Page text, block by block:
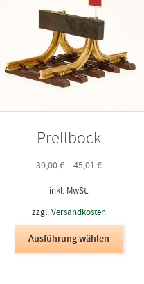
Prellbock
39,00€– 45,01 €
inkl. MwSt.
zzgl.Versandkosten
Ausführung wählen